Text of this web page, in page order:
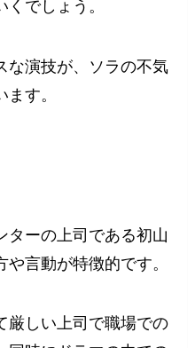
でしょう。
な演技が、ソラの不気
す。
ターの上司である初山
言動が特徴的です。
厳しい上司で職場での